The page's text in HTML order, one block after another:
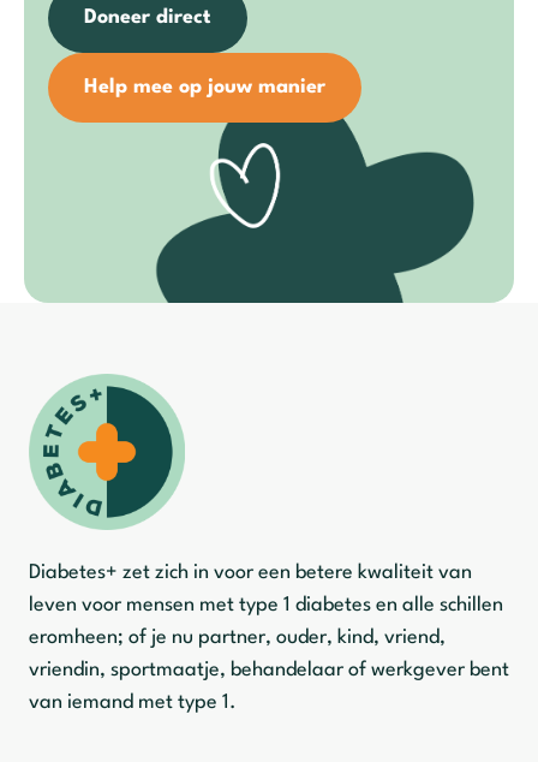
Doneer direct
Help mee op jouw manier
Diabetes+ zet zich in voor een betere kwaliteit van
leven voor mensen met type 1 diabetes en alle schillen
eromheen; of je nu partner, ouder, kind, vriend,
vriendin, sportmaatje, behandelaar of werkgever bent
van iemand met type 1.